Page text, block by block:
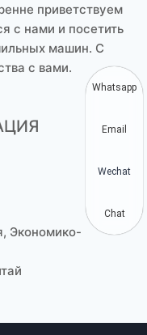
приветствуем
с нами и посетить
машин. С
с вами.
Экономико-
Whatsapp
Email
Wechat
Chat